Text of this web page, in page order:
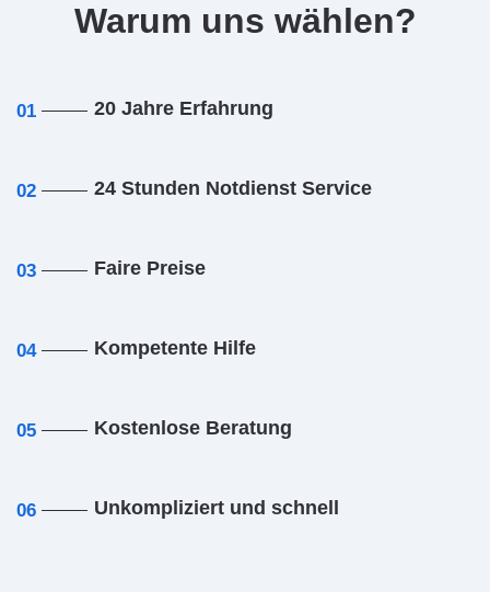
Warum uns wählen?
01 20 Jahre Erfahrung
02 24 Stunden Notdienst Service
03 Faire Preise
04 Kompetente Hilfe
05 Kostenlose Beratung
06 Unkompliziert und schnell